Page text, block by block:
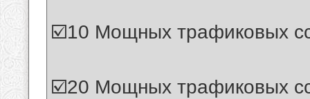
☑️10 Мощных трафиковых
☑️20 Мощных трафиковых